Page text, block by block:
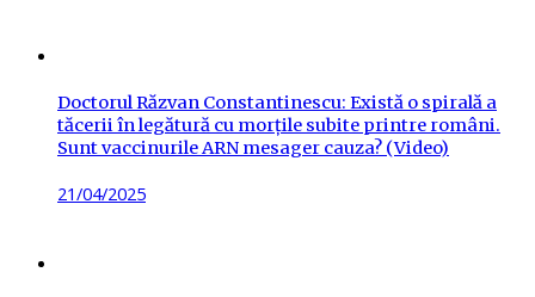
Doctorul Răzvan Constantinescu: Există o spirală a
tăcerii în legătură cu morțile subite printre români.
Sunt vaccinurile ARN mesager cauza? (Video)
Posted
21/04/2025